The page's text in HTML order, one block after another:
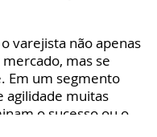
varejista não apenas
mas se
Em um segmento
agilidade muitas
o sucesso ou o